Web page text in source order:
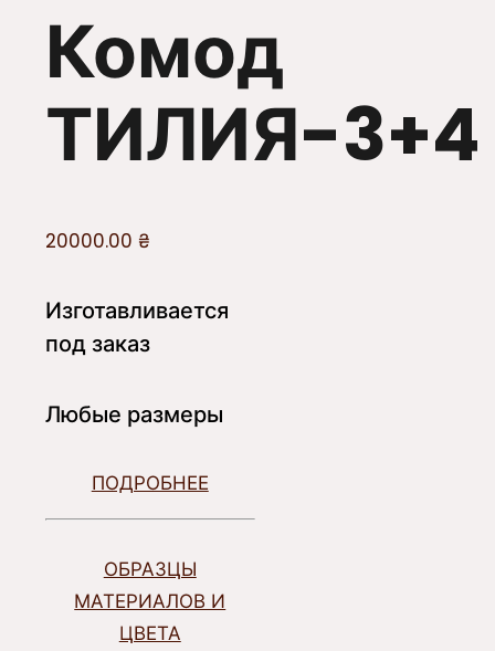
Комод
ТИЛИЯ-3+4
20000.00 ₴
Изготавливается
под заказ
Любые размеры
ПОДРОБНЕЕ
ОБРАЗЦЫ
МАТЕРИАЛОВ И
ЦВЕТА